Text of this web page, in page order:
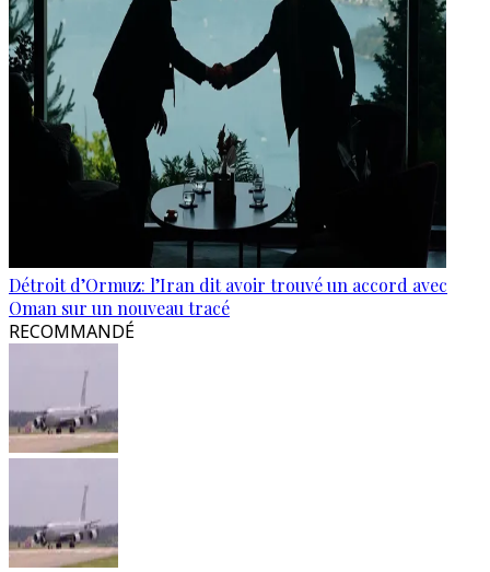
Détroit d’Ormuz: l’Iran dit avoir trouvé un accord avec
Oman sur un nouveau tracé
RECOMMANDÉ